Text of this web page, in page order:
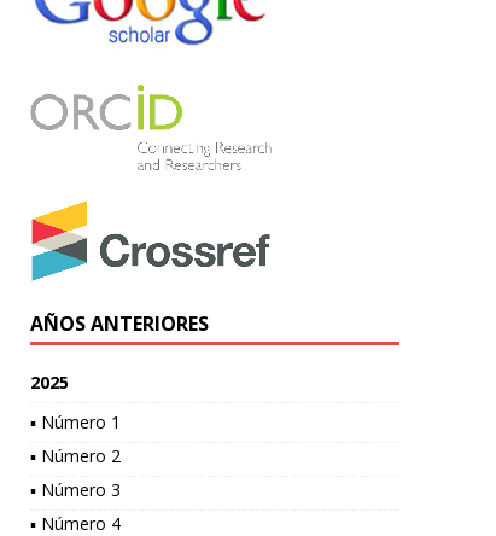
AÑOS ANTERIORES
2025
▪ Número 1
▪ Número 2
▪ Número 3
▪ Número 4